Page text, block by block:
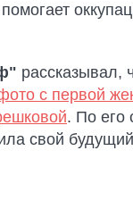
рассказывал,
с первой
. По его
свой